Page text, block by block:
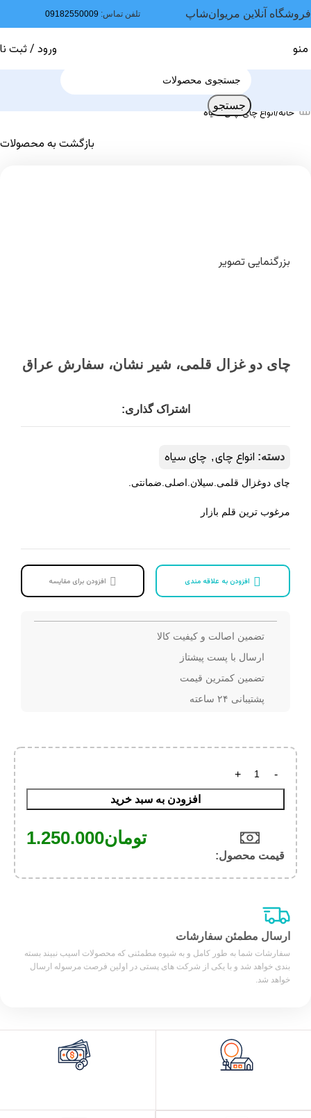
فروشگاه آنلاین مریوان‌شاپ تلفن تماس:
منو ورود / ثبت
جستجو
خانه انواع چای چای سیاه
بازگشت به محصولات
بزرگنمایی تصویر
چای دو غزال قلمی، شیر نشان، سفارش عراق
اشتراک گذاری:
دسته: انواع چای, چای سیاه
چای دوغزال قلمی.سیلان.اصلی.ضمانتی.
مرغوب ترین قلم بازار
افزودن به علاقه مندی افزودن برای مقایسه
تضمین اصالت و کیفیت کالا
ارسال با پست پیشتاز
تضمین کمترین قیمت
پشتیبانی ۲۴ ساعته
افزودن به سبد خرید
قیمت محصول:​
تومان1.250.000
ارسال مطمئن سفارشات
سفارشات شما به طور کامل و به شیوه مطمئنی که محصولات اسیب نبیند بسته
بندی خواهد شد و با یکی از شرکت های پستی در اولین فرصت مرسوله ارسال
خواهد شد.